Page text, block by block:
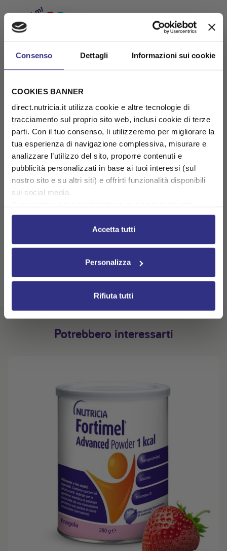
Consenso Dettagli Informazioni sui cookie
COOKIES BANNER
direct.nutricia.it utilizza cookie e altre tecnologie di
tracciamento sul proprio sito web, inclusi cookie di terze
parti. Con il tuo consenso, li utilizzeremo per migliorare la
tua esperienza di navigazione complessiva, misurare e
analizzare l’utilizzo del sito, proporre contenuti e
pubblicità personalizzati in base ai tuoi interessi (sul
nostro sito e su altri siti) e offrirti funzionalità disponibili
sui social media.
cliccando su Impostazioni dei cookie. Ulteriori
informazioni sono disponibili nellaCookie Policy
nella
Accetta tutti
Personalizza
Rifiuta tutti
Potrebbero interessarti